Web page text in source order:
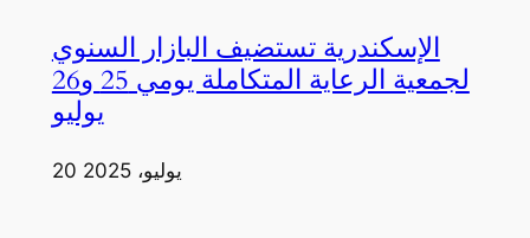
الإسكندرية تستضيف البازار السنوي
لجمعية الرعاية المتكاملة يومي 25 و26
يوليو
20 يوليو، 2025